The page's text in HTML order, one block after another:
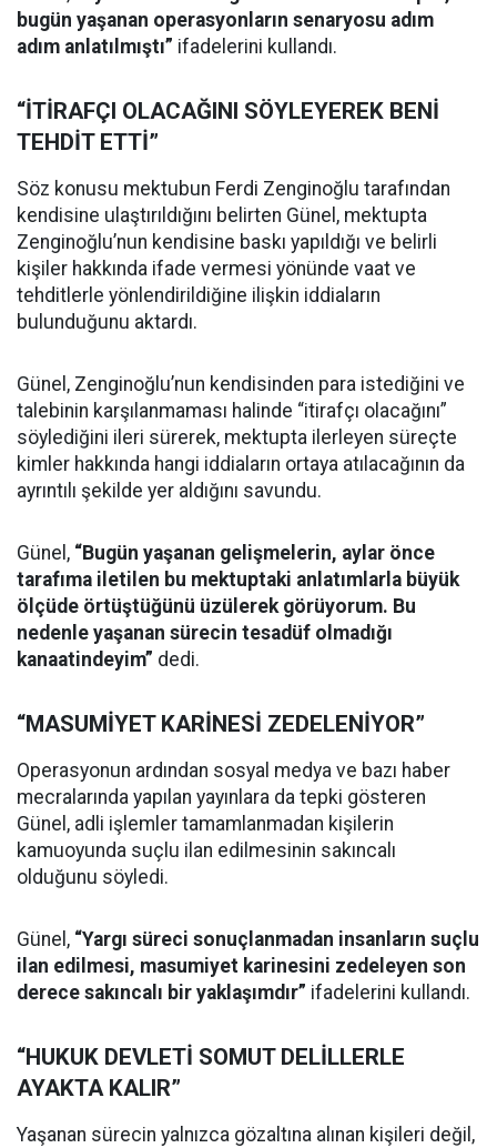
bugün yaşanan operasyonların senaryosu adım
adım anlatılmıştı” ifadelerini kullandı.
“İTİRAFÇI OLACAĞINI SÖYLEYEREK BENİ
TEHDİT ETTİ”
Söz konusu mektubun Ferdi Zenginoğlu tarafından
kendisine ulaştırıldığını belirten Günel, mektupta
Zenginoğlu’nun kendisine baskı yapıldığı ve belirli
kişiler hakkında ifade vermesi yönünde vaat ve
tehditlerle yönlendirildiğine ilişkin iddiaların
bulunduğunu aktardı.
Günel, Zenginoğlu’nun kendisinden para istediğini ve
talebinin karşılanmaması halinde “itirafçı olacağını”
söylediğini ileri sürerek, mektupta ilerleyen süreçte
kimler hakkında hangi iddiaların ortaya atılacağının da
ayrıntılı şekilde yer aldığını savundu.
Günel, “Bugün yaşanan gelişmelerin, aylar önce
tarafıma iletilen bu mektuptaki anlatımlarla büyük
ölçüde örtüştüğünü üzülerek görüyorum. Bu
nedenle yaşanan sürecin tesadüf olmadığı
kanaatindeyim” dedi.
“MASUMİYET KARİNESİ ZEDELENİYOR”
Operasyonun ardından sosyal medya ve bazı haber
mecralarında yapılan yayınlara da tepki gösteren
Günel, adli işlemler tamamlanmadan kişilerin
kamuoyunda suçlu ilan edilmesinin sakıncalı
olduğunu söyledi.
Günel, “Yargı süreci sonuçlanmadan insanların suçlu
ilan edilmesi, masumiyet karinesini zedeleyen son
derece sakıncalı bir yaklaşımdır” ifadelerini kullandı.
“HUKUK DEVLETİ SOMUT DELİLLERLE
AYAKTA KALIR”
Yaşanan sürecin yalnızca gözaltına alınan kişileri değil,